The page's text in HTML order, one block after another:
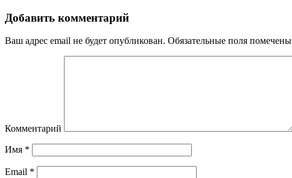
Добавить комментарий
Ваш адрес email не будет опубликован. Обязательные поля помечены
Комментарий
Имя *
Email *